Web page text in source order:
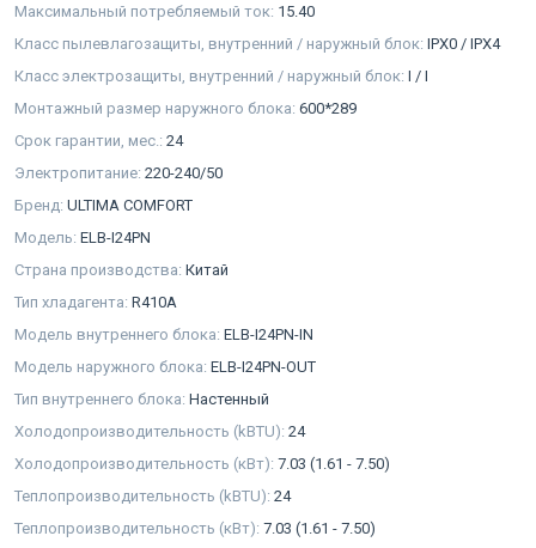
Максимальный потребляемый ток: 15.40
Класс пылевлагозащиты, внутренний / наружный блок: IPX0 / IPX4
Класс электрозащиты, внутренний / наружный блок: I / I
Монтажный размер наружного блока: 600*289
Срок гарантии, мес.: 24
Электропитание: 220-240/50
Бренд: ULTIMA COMFORT
Модель: ELB-I24PN
Страна производства: Китай
Тип хладагента: R410A
Модель внутреннего блока: ELB-I24PN-IN
Модель наружного блока: ELB-I24PN-OUT
Тип внутреннего блока: Настенный
Холодопроизводительность (kBTU): 24
Холодопроизводительность (кВт): 7.03 (1.61 - 7.50)
Теплопроизводительность (kBTU): 24
Теплопроизводительность (кВт): 7.03 (1.61 - 7.50)